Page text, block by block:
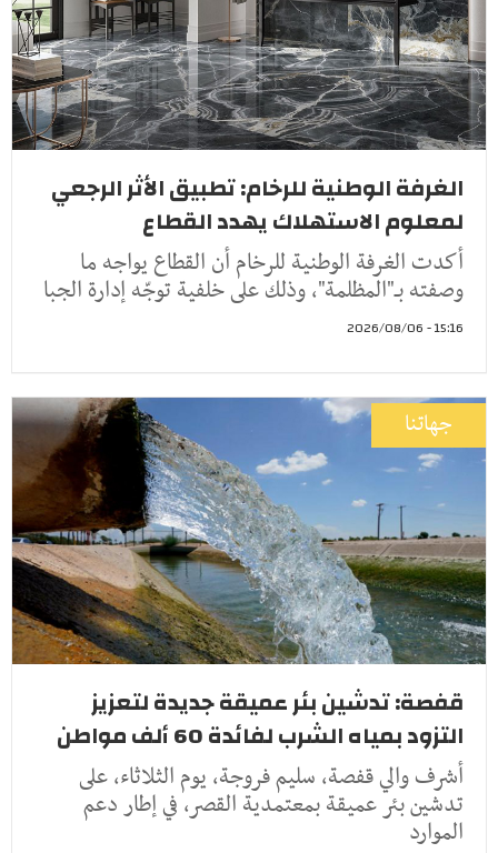
الغرفة الوطنية للرخام: تطبيق الأثر الرجعي
لمعلوم الاستهلاك يهدد القطاع
أكدت الغرفة الوطنية للرخام أن القطاع يواجه ما
وصفته بـ"المظلمة"، وذلك على خلفية توجّه إدارة الجبا
15:16 - 2026/08/06
جهاتنا
قفصة: تدشين بئر عميقة جديدة لتعزيز
التزود بمياه الشرب لفائدة 60 ألف مواطن
أشرف والي قفصة، سليم فروجة، يوم الثلاثاء، على
تدشين بئر عميقة بمعتمدية القصر، في إطار دعم
الموارد